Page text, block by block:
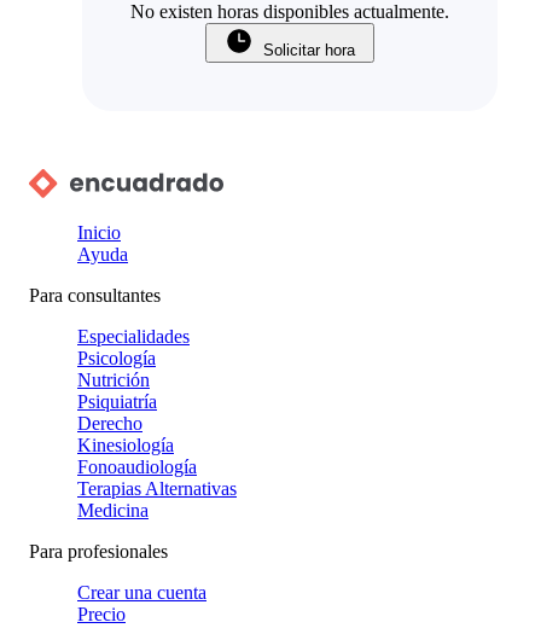
No existen horas disponibles actualmente.
Solicitar hora
Inicio
Ayuda
Para consultantes
Especialidades
Psicología
Nutrición
Psiquiatría
Derecho
Kinesiología
Fonoaudiología
Terapias Alternativas
Medicina
Para profesionales
Crear una cuenta
Precio